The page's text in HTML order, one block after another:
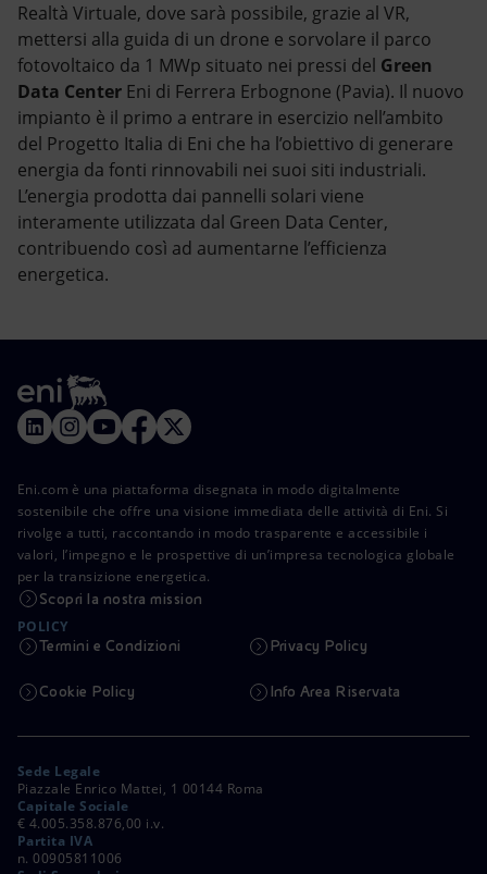
Realtà Virtuale, dove sarà possibile, grazie al VR,
mettersi alla guida di un drone e sorvolare il parco
fotovoltaico da 1 MWp situato nei pressi del Green
Data Center Eni di Ferrera Erbognone (Pavia). Il nuovo
impianto è il primo a entrare in esercizio nell’ambito
del Progetto Italia di Eni che ha l’obiettivo di generare
energia da fonti rinnovabili nei suoi siti industriali.
L’energia prodotta dai pannelli solari viene
interamente utilizzata dal Green Data Center,
contribuendo così ad aumentarne l’efficienza
energetica.
Eni.com è una piattaforma disegnata in modo digitalmente
sostenibile che offre una visione immediata delle attività di Eni. Si
rivolge a tutti, raccontando in modo trasparente e accessibile i
valori, l’impegno e le prospettive di un’impresa tecnologica globale
per la transizione energetica.
Scopri la nostra mission
POLICY
Termini e Condizioni Privacy Policy
Cookie Policy Info Area Riservata
Sede Legale
Piazzale Enrico Mattei, 1 00144 Roma
Capitale Sociale
€ 4.005.358.876,00 i.v.
Partita IVA
n. 00905811006